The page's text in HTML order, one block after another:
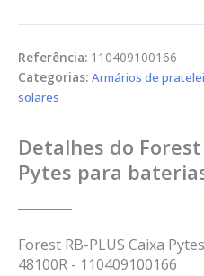
Referência: 110409100166
Categorias: Armários de
solares
Detalhes do Forest
Pytes para
Forest RB-PLUS Caixa
48100R - 110409100166